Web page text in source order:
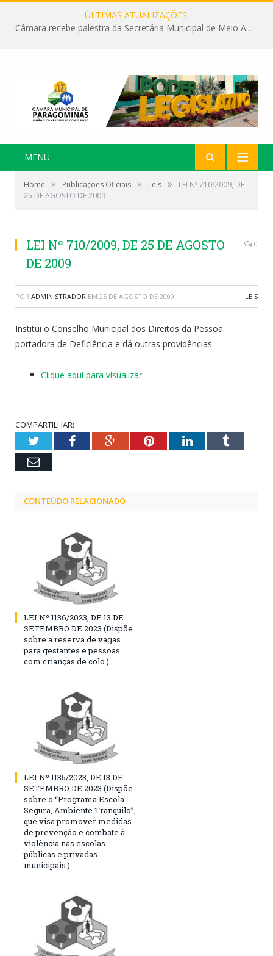
ÚLTIMAS ATUALIZAÇÕES:
Câmara recebe palestra da Secretária Municipal de Meio Ambiente sobre as ações da “SEMANA DO MEIO AMBIENTE”
MENU
Home » Publicações Oficiais » Leis »
LEI Nº 710/2009, DE
25 DE AGOSTO DE 2009
LEI Nº 710/2009, DE 25 DE AGOSTO
DE 2009
0
POR ADMINISTRADOR EM 25 DE AGOSTO DE 2009 LEIS
Institui o Conselho Municipal dos Direitos da Pessoa
portadora de Deficiência e dá outras providências
Clique aqui para visualizar
COMPARTILHAR:
TwitterFacebookGoogle+PinterestLinkedInTumblr
Email
CONTEÚDO RELACIONADO
LEI Nº 1136/2023, DE 13 DE
SETEMBRO DE 2023 (Dispõe
sobre a reserva de vagas
para gestantes e pessoas
com crianças de colo.)
LEI Nº 1135/2023, DE 13 DE
SETEMBRO DE 2023 (Dispõe
sobre o “Programa Escola
Segura, Ambiente Tranquilo”,
que visa promover medidas
de prevenção e combate à
violência nas escolas
públicas e privadas
municipais.)